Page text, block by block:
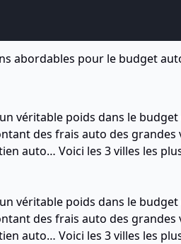
abordables pour le budget
véritable poids dans le
des frais auto des
auto… Voici les 3 villes les
véritable poids dans le budget
des frais auto des grandes
auto… Voici les 3 villes les